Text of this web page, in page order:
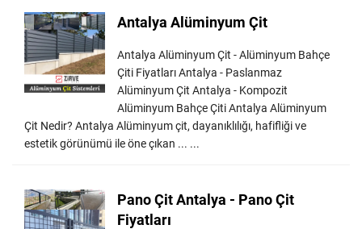
Antalya Alüminyum Çit
Antalya Alüminyum Çit - Alüminyum Bahçe
Çiti Fiyatları Antalya - Paslanmaz
Alüminyum Çit Antalya - Kompozit
Alüminyum Bahçe Çiti Antalya Alüminyum
Çit Nedir? Antalya Alüminyum çit, dayanıklılığı, hafifliği ve
estetik görünümü ile öne çıkan ... ...
Pano Çit Antalya - Pano Çit
Fiyatları